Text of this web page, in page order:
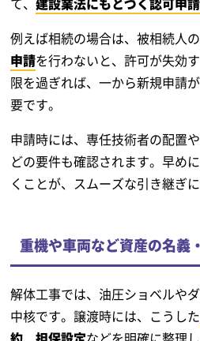
例えば相続の場合は、被相続人
申請を行わないと、許可が失効
限を過ぎれば、一から新規申請
要です。
申請時には、専任技術者の配置
どの要件も確認されます。早め
くことが、スムーズな引き継ぎ
重機や車両など資産の名義
解体工事では、油圧ショベルや
中核です。譲渡時には、こうした